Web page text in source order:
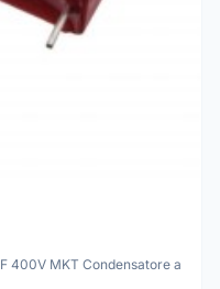
400V MKT Condensatore a